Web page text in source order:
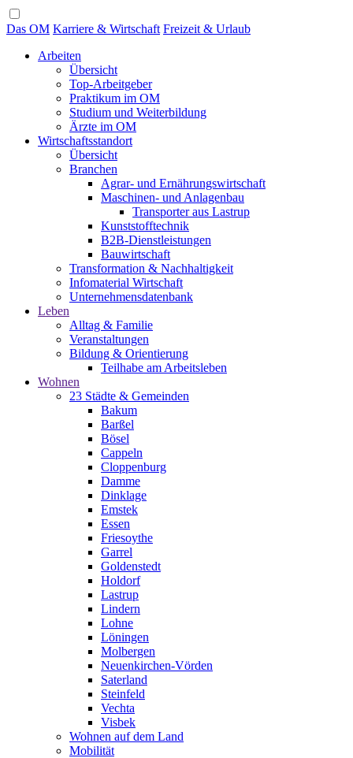
Das OM Karriere & Wirtschaft Freizeit & Urlaub
Arbeiten
Übersicht
Top-Arbeitgeber
Praktikum im OM
Studium und Weiterbildung
Ärzte im OM
Wirtschaftsstandort
Übersicht
Branchen
Agrar- und Ernährungswirtschaft
Maschinen- und Anlagenbau
Transporter aus Lastrup
Kunststofftechnik
B2B-Dienstleistungen
Bauwirtschaft
Transformation & Nachhaltigkeit
Infomaterial Wirtschaft
Unternehmensdatenbank
Leben
Alltag & Familie
Veranstaltungen
Bildung & Orientierung
Teilhabe am Arbeitsleben
Wohnen
23 Städte & Gemeinden
Bakum
Barßel
Bösel
Cappeln
Cloppenburg
Damme
Dinklage
Emstek
Essen
Friesoythe
Garrel
Goldenstedt
Holdorf
Lastrup
Lindern
Lohne
Löningen
Molbergen
Neuenkirchen-Vörden
Saterland
Steinfeld
Vechta
Visbek
Wohnen auf dem Land
Mobilität